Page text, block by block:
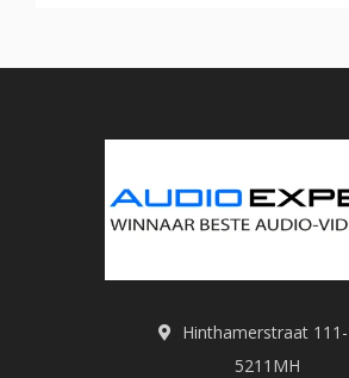
Hinthamerstraat
5211MH